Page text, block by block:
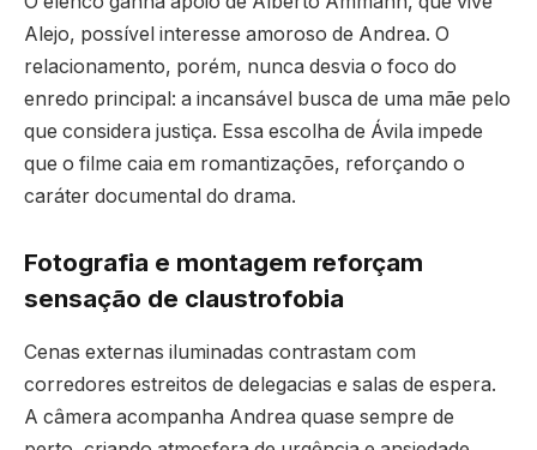
Alejo, possível interesse amoroso de Andrea. O
relacionamento, porém, nunca desvia o foco do
enredo principal: a incansável busca de uma mãe pelo
que considera justiça. Essa escolha de Ávila impede
que o filme caia em romantizações, reforçando o
caráter documental do drama.
Fotografia e montagem reforçam
sensação de claustrofobia
Cenas externas iluminadas contrastam com
corredores estreitos de delegacias e salas de espera.
A câmera acompanha Andrea quase sempre de